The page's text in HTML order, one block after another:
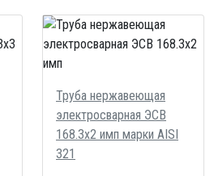
Труба нержавеющая
электросварная ЭСВ
168.3х2 имп марки AISI
321